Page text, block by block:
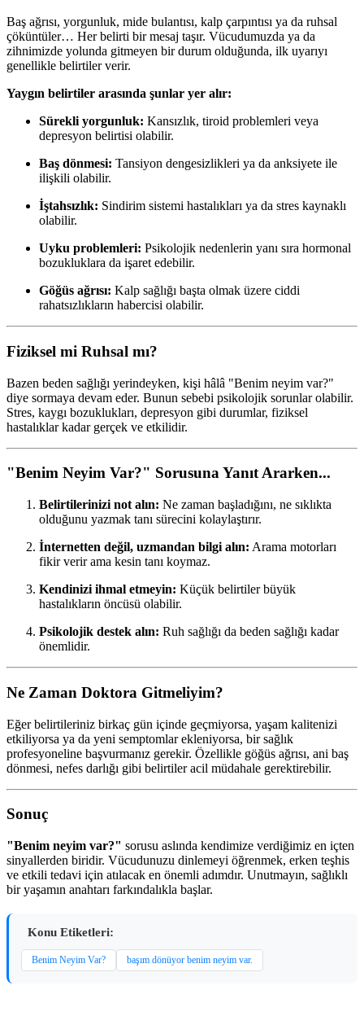
Baş ağrısı, yorgunluk, mide bulantısı, kalp çarpıntısı ya da ruhsal
çöküntüler… Her belirti bir mesaj taşır. Vücudumuzda ya da
zihnimizde yolunda gitmeyen bir durum olduğunda, ilk uyarıyı
genellikle belirtiler verir.
Yaygın belirtiler arasında şunlar yer alır:
Sürekli yorgunluk: Kansızlık, tiroid problemleri veya
depresyon belirtisi olabilir.
Baş dönmesi: Tansiyon dengesizlikleri ya da anksiyete ile
ilişkili olabilir.
İştahsızlık: Sindirim sistemi hastalıkları ya da stres kaynaklı
olabilir.
Uyku problemleri: Psikolojik nedenlerin yanı sıra hormonal
bozukluklara da işaret edebilir.
Göğüs ağrısı: Kalp sağlığı başta olmak üzere ciddi
rahatsızlıkların habercisi olabilir.
Fiziksel mi Ruhsal mı?
Bazen beden sağlığı yerindeyken, kişi hâlâ "Benim neyim var?"
diye sormaya devam eder. Bunun sebebi psikolojik sorunlar olabilir.
Stres, kaygı bozuklukları, depresyon gibi durumlar, fiziksel
hastalıklar kadar gerçek ve etkilidir.
"Benim Neyim Var?" Sorusuna Yanıt Ararken...
Belirtilerinizi not alın: Ne zaman başladığını, ne sıklıkta
olduğunu yazmak tanı sürecini kolaylaştırır.
İnternetten değil, uzmandan bilgi alın: Arama motorları
fikir verir ama kesin tanı koymaz.
Kendinizi ihmal etmeyin: Küçük belirtiler büyük
hastalıkların öncüsü olabilir.
Psikolojik destek alın: Ruh sağlığı da beden sağlığı kadar
önemlidir.
Ne Zaman Doktora Gitmeliyim?
Eğer belirtileriniz birkaç gün içinde geçmiyorsa, yaşam kalitenizi
etkiliyorsa ya da yeni semptomlar ekleniyorsa, bir sağlık
profesyoneline başvurmanız gerekir. Özellikle göğüs ağrısı, ani baş
dönmesi, nefes darlığı gibi belirtiler acil müdahale gerektirebilir.
Sonuç
"Benim neyim var?" sorusu aslında kendimize verdiğimiz en içten
sinyallerden biridir. Vücudunuzu dinlemeyi öğrenmek, erken teşhis
ve etkili tedavi için atılacak en önemli adımdır. Unutmayın, sağlıklı
bir yaşamın anahtarı farkındalıkla başlar.
Konu Etiketleri:
Benim Neyim Var? başım dönüyor benim neyim var.